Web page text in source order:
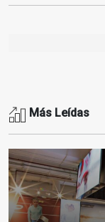
Más Leídas